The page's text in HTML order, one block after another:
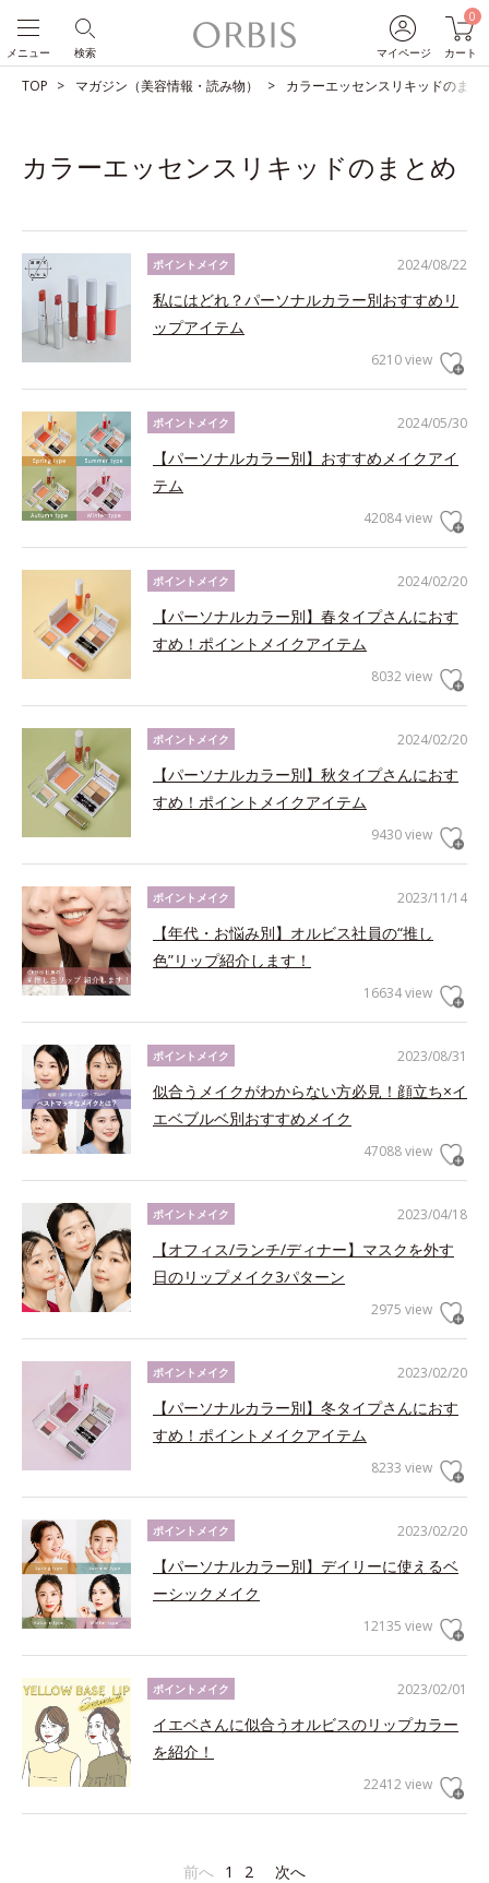
マイページ
0
カート
検索
メニュー
TOP マガジン（美容情報・読み物） カラーエッセンスリキッドのまと
カラーエッセンスリキッドのまとめ
2024/08/22
ポイントメイク
私にはどれ？パーソナルカラー別おすすめリ
ップアイテム
6210 view
2024/05/30
ポイントメイク
【パーソナルカラー別】おすすめメイクアイ
テム
42084 view
2024/02/20
ポイントメイク
【パーソナルカラー別】春タイプさんにおす
すめ！ポイントメイクアイテム
8032 view
2024/02/20
ポイントメイク
【パーソナルカラー別】秋タイプさんにおす
すめ！ポイントメイクアイテム
9430 view
2023/11/14
ポイントメイク
【年代・お悩み別】オルビス社員の“推し
色”リップ紹介します！
16634 view
2023/08/31
ポイントメイク
似合うメイクがわからない方必見！顔立ち×イ
エベブルベ別おすすめメイク
47088 view
2023/04/18
ポイントメイク
【オフィス/ランチ/ディナー】マスクを外す
日のリップメイク3パターン
2975 view
2023/02/20
ポイントメイク
【パーソナルカラー別】冬タイプさんにおす
すめ！ポイントメイクアイテム
8233 view
2023/02/20
ポイントメイク
【パーソナルカラー別】デイリーに使えるベ
ーシックメイク
12135 view
2023/02/01
ポイントメイク
イエベさんに似合うオルビスのリップカラー
を紹介！
22412 view
前へ 1 2 次へ